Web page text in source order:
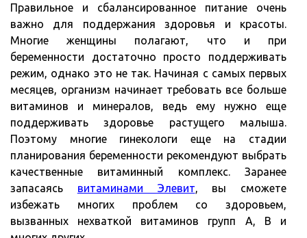
Правильное и сбалансированное питание очень
важно для поддержания здоровья и красоты.
Многие женщины полагают, что и при
беременности достаточно просто поддерживать
режим, однако это не так. Начиная с самых первых
месяцев, организм начинает требовать все больше
витаминов и минералов, ведь ему нужно еще
поддерживать здоровье растущего малыша.
Поэтому многие гинекологи еще на стадии
планирования беременности рекомендуют выбрать
качественные витаминный комплекс. Заранее
запасаясь витаминами Элевит, вы сможете
избежать многих проблем со здоровьем,
вызванных нехваткой витаминов групп А, В и